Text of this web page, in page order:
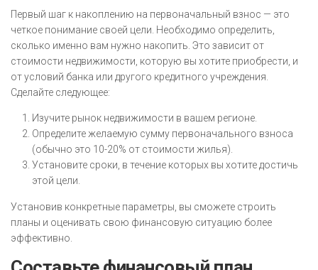
Первый шаг к накоплению на первоначальный взнос — это
четкое понимание своей цели. Необходимо определить,
сколько именно вам нужно накопить. Это зависит от
стоимости недвижимости, которую вы хотите приобрести, и
от условий банка или другого кредитного учреждения.
Сделайте следующее:
Изучите рынок недвижимости в вашем регионе.
Определите желаемую сумму первоначального взноса
(обычно это 10-20% от стоимости жилья).
Установите сроки, в течение которых вы хотите достичь
этой цели.
Установив конкретные параметры, вы сможете строить
планы и оценивать свою финансовую ситуацию более
эффективно.